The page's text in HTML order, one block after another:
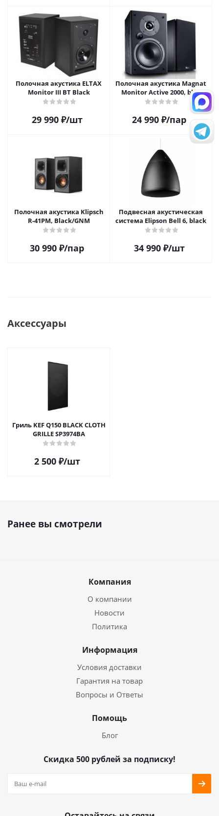
Полочная акустика ELTAX
Monitor III BT Black
29 990₽/шт
Полочная акустика Magnat
Monitor Active 2000, blck
24 990 ₽/пар
Полочная акустика Klipsch
R-41PM, Black/GNM
30 990 ₽/пар
Подвесная акустическая
система Elipson Bell 6, black
34 990₽/шт
Аксессуары
Гриль KEF Q150 BLACK CLOTH
GRILLE SP3974BA
2 500₽/шт
Ранее вы смотрели
Компания
О компании
Новости
Политика
Информация
Условия доставки
Гарантия на товар
Вопросы и Ответы
Помощь
Блог
Скидка 500 рублей за подписку!